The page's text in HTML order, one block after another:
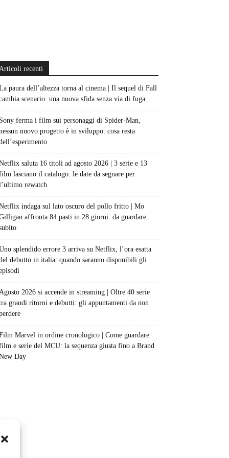
recenti
paura dell’altezza torna al cinema | Il sequel di Fall
scenario: una nuova sfida senza via di fuga
Sony ferma i film sui personaggi di Spider-Man,
nuovo progetto è in sviluppo: cosa resta
saluta 16 titoli ad agosto 2026 | 3 serie e 13
lasciano il catalogo: le date da segnare per
rewatch
indaga sul lato oscuro del pollo fritto | Mo
affronta 84 pasti in 28 giorni: da guardare
splendido errore 3 arriva su Netflix, l’ora esatta
debutto in italia: quando saranno disponibili gli
2026 si accende in streaming | Oltre 40 serie
grandi ritorni e debutti: gli appuntamenti da non
Marvel in ordine cronologico | Come guardare
e serie del MCU: la sequenza giusta fino a Brand
Day